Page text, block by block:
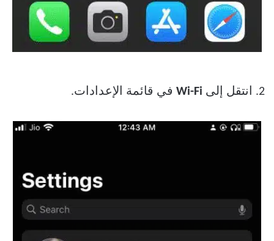
2. انتقل إلى Wi-Fi في قائمة الإعدادات.